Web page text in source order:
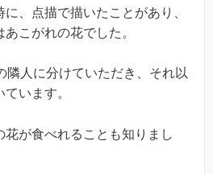
、点描で描いたことがあり、
こがれの花でした。
隣人に分けていただき、それ以
います。
花が食べれることも知りまし